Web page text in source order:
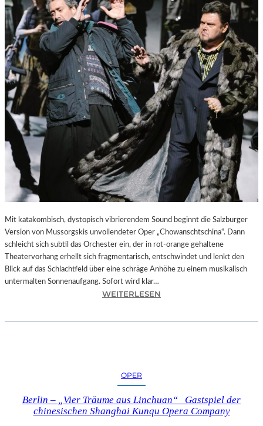
E
T
A
D
T
Z
U
M
D
E
C
K
E
Mit katakombisch, dystopisch vibrierendem Sound beginnt die Salzburger
Version von Mussorgskis unvollendeter Oper „Chowanschtschina“. Dann
schleicht sich subtil das Orchester ein, der in rot-orange gehaltene
Theatervorhang erhellt sich fragmentarisch, entschwindet und lenkt den
Blick auf das Schlachtfeld über eine schräge Anhöhe zu einem musikalisch
untermalten Sonnenaufgang. Sofort wird klar…
WEITERLESEN
–
M
OPER
Berlin – „Vier Träume aus Linchuan“ Gastspiel der
chinesischen Shanghai Kunqu Opera Company